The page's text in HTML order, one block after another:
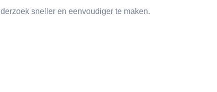
sneller en eenvoudiger te maken.